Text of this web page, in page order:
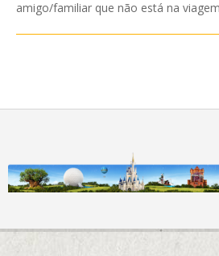
amigo/familiar que não está na